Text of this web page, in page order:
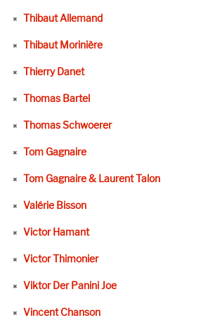
Thibaut Allemand
Thibaut Morinière
Thierry Danet
Thomas Bartel
Thomas Schwoerer
Tom Gagnaire
Tom Gagnaire & Laurent Talon
Valérie Bisson
Victor Hamant
Victor Thimonier
Viktor Der Panini Joe
Vincent Chanson